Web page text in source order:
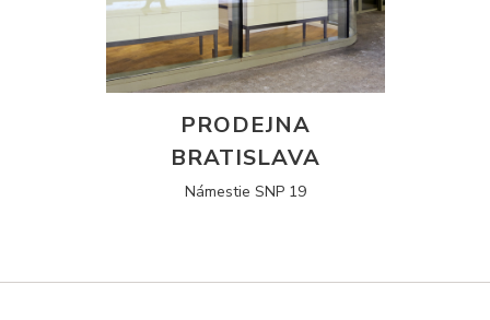
PRODEJNA
BRATISLAVA
Námestie SNP 19